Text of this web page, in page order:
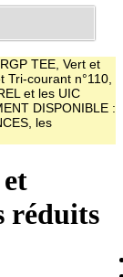
TEE, Vert et
courant n°110,
et les UIC
DISPONIBLE :
les
réduits